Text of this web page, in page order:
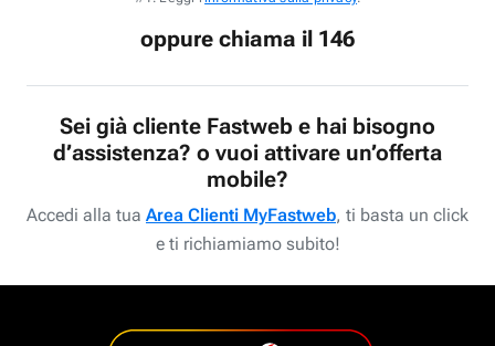
oppure chiama il 146
Sei già cliente Fastweb e hai bisogno
d’assistenza? o vuoi attivare un’offerta
mobile?
Accedi alla tua Area Clienti MyFastweb, ti basta un click
e ti richiamiamo subito!